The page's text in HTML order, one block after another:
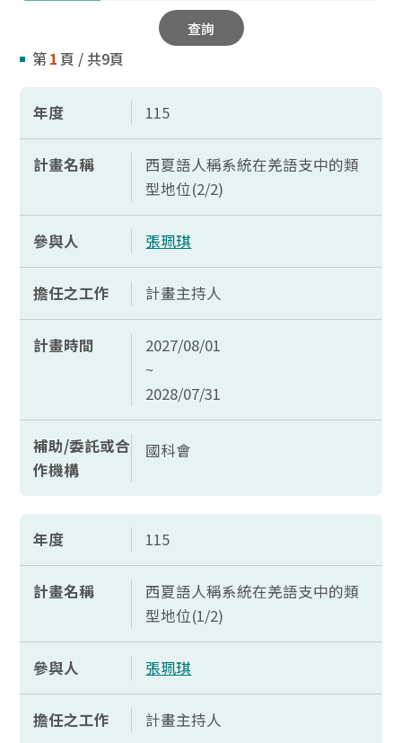
查詢
第1 頁 / 共9頁
年度 115
計畫名稱
西夏語人稱系統在羌語支中的類
型地位(2/2)
參與人 張珮琪
擔任之工作 計畫主持人
計畫時間
2027/08/01
~
2028/07/31
補助/委託或合
作機構
國科會
年度 115
計畫名稱
西夏語人稱系統在羌語支中的類
型地位(1/2)
參與人 張珮琪
擔任之工作 計畫主持人